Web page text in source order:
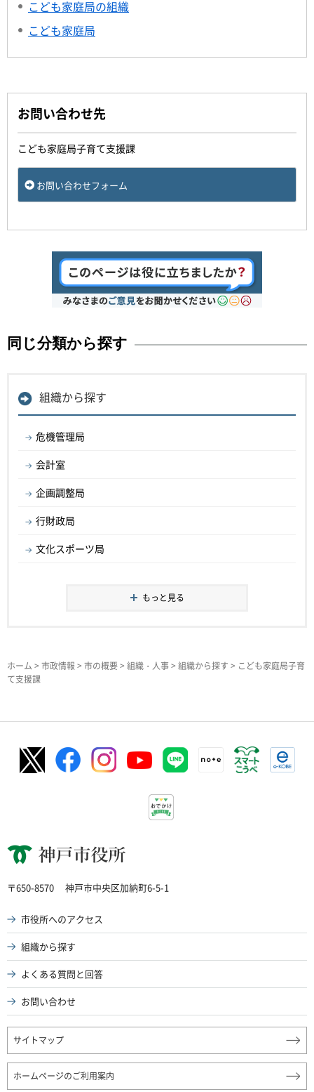
こども家庭局の組織
こども家庭局
お問い合わせ先
こども家庭局子育て支援課
お問い合わせフォーム
同じ分類から探す
組織から探す
危機管理局
会計室
企画調整局
行財政局
文化スポーツ局
もっと見る
ホーム > 市政情報 > 市の概要> 組織・人事> 組織から探す > こども家庭局子育
て支援課
神戸市役所
〒650-8570 神戸市中央区加納町6-5-1
市役所へのアクセス
組織から探す
よくある質問と回答
お問い合わせ
サイトマップ
ホームページのご利用案内